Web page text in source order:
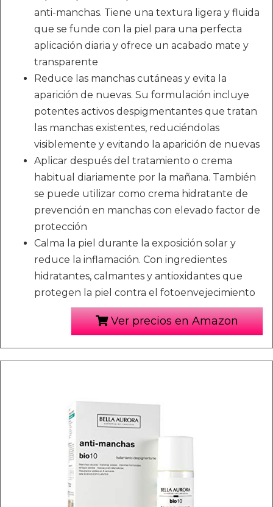
anti-manchas. Tiene una textura ligera y fluida
que se funde con la piel para una perfecta
aplicación diaria y ofrece un acabado mate y
transparente
Reduce las manchas cutáneas y evita la
aparición de nuevas. Su formulación incluye
potentes activos despigmentantes que tratan
las manchas existentes, reduciéndolas
visiblemente y evitando la aparición de nuevas
Aplicar después del tratamiento o crema
habitual diariamente por la mañana. También
se puede utilizar como crema hidratante de
prevención en manchas con elevado factor de
protección
Calma la piel durante la exposición solar y
reduce la inflamación. Con ingredientes
hidratantes, calmantes y antioxidantes que
protegen la piel contra el fotoenvejecimiento
Ver precios en Amazon